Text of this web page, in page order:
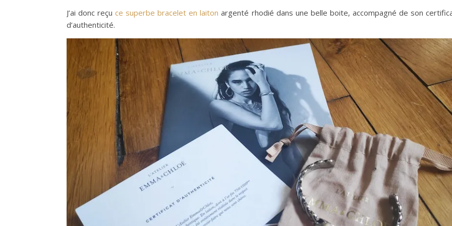
J’ai donc reçuce superbe bracelet en laitonargenté rhodié dans une belle boite, accompagné de son
d’authenticité.